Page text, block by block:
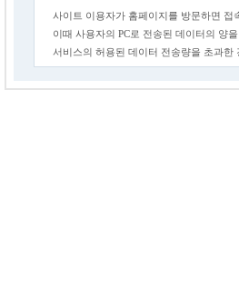
사이트 이용자가 홈페이지를 방문하면 접
이때 사용자의 PC로 전송된 데이터의 양
서비스의 허용된 데이터 전송량을 초과